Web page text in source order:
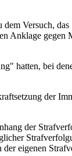
Versuch,
Anklage
hatten, bei
der
der
eigenen